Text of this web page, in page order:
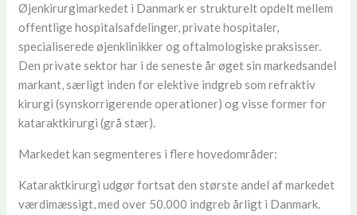
Øjenkirurgimarkedet i Danmark er strukturelt opdelt mellem
offentlige hospitalsafdelinger, private hospitaler,
specialiserede øjenklinikker og oftalmologiske praksisser.
Den private sektor har i de seneste år øget sin markedsandel
markant, særligt inden for elektive indgreb som refraktiv
kirurgi (synskorrigerende operationer) og visse former for
kataraktkirurgi (grå stær).
Markedet kan segmenteres i flere hovedområder:
Kataraktkirurgi udgør fortsat den største andel af markedet
værdimæssigt, med over 50.000 indgreb årligt i Danmark.